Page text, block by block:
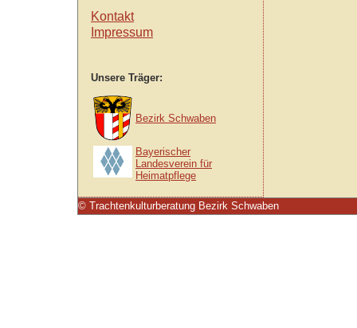
Kontakt
Impressum
Unsere Träger:
Bezirk Schwaben
Bayerischer
Landesverein für
Heimatpflege
© Trachtenkulturberatung Bezirk Schwaben